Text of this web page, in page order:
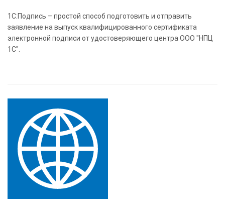
1С:Подпись – простой способ подготовить и отправить
заявление на выпуск квалифицированного сертификата
электронной подписи от удостоверяющего центра ООО "НПЦ
1С".